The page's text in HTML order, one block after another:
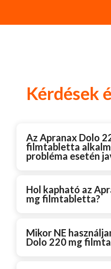
Kérdések
Az Apranax Dolo
filmtabletta
probléma esetén
Hol kapható az
mg filmtabletta?
Mikor NE
Dolo 220 mg